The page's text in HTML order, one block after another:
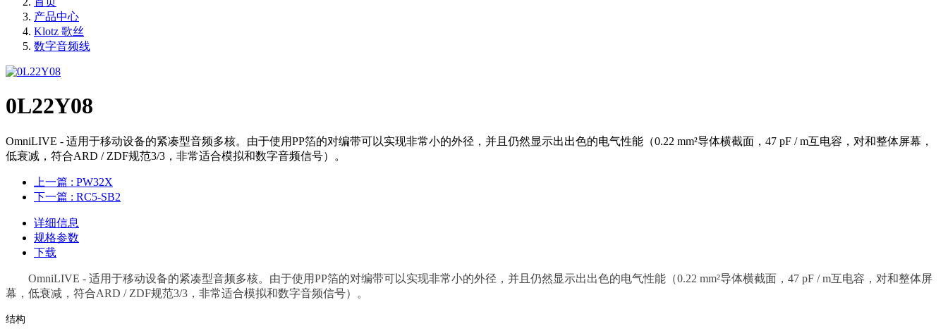
产品中心
Klotz 歌丝
数字音频线
0L22Y08
OmniLIVE - 适用于移动设备的紧凑型音频多核。由于使用PP箔的对编带可以实现非常小的外径，并且仍然显示出出色的电气性能（0.22 mm²导体横截面，47 pF / m互电容，对和整体屏幕，
低衰减，符合ARD / ZDF规范3/3，非常适合模拟和数字音频信号）。
上一篇 : PW32X
下一篇 : RC5-SB2
详细信息
规格参数
下载
OmniLIVE - 适用于移动设备的紧凑型音频多核。由于使用PP箔的对编带可以实现非常小的外径，并且仍然显示出出色的电气性能（0.22 mm²导体横截面，47 pF / m互电容，对和整体屏
幕，低衰减，符合ARD / ZDF规范3/3，非常适合模拟和数字音频信号）。
结构